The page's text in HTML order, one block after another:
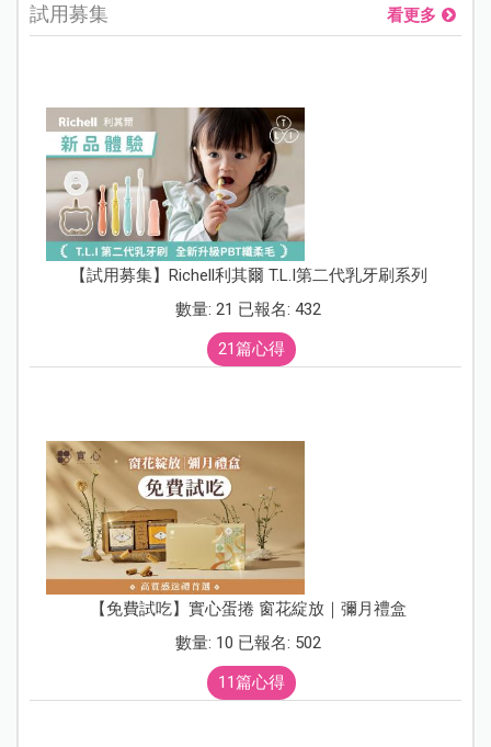
試用募集 看更多
【試用募集】Richell利其爾 T.L.I第二代乳牙刷系列
數量: 21 已報名: 432
21篇心得
【免費試吃】實心蛋捲 窗花綻放｜彌月禮盒
數量: 10 已報名: 502
11篇心得